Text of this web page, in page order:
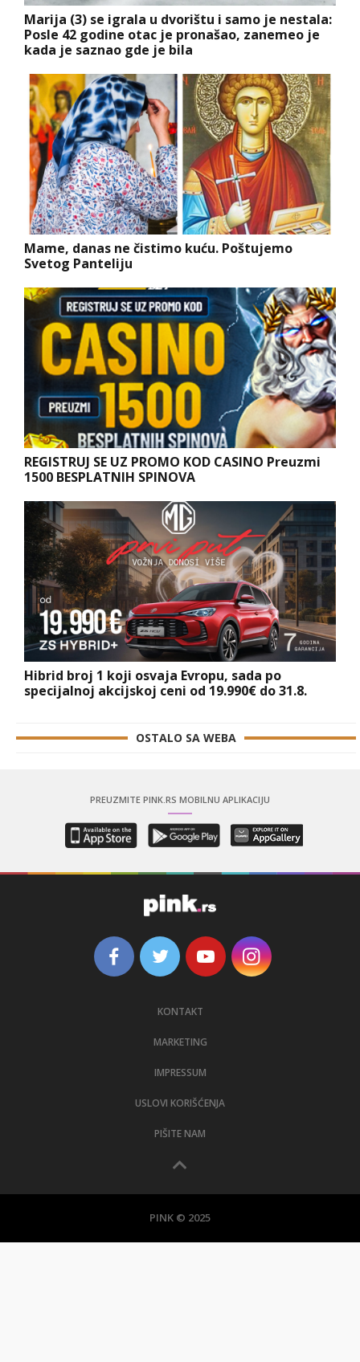
Marija (3) se igrala u dvorištu i samo je nestala:
Posle 42 godine otac je pronašao, zanemeo je
kada je saznao gde je bila
Mame, danas ne čistimo kuću. Poštujemo
Svetog Panteliju
REGISTRUJ SE UZ PROMO KOD CASINO Preuzmi
1500 BESPLATNIH SPINOVA
Hibrid broj 1 koji osvaja Evropu, sada po
specijalnoj akcijskoj ceni od 19.990€ do 31.8.
OSTALO SA WEBA
PREUZMITE PINK.RS MOBILNU APLIKACIJU
KONTAKT
MARKETING
IMPRESSUM
USLOVI KORIŠĆENJA
PIŠITE NAM
PINK © 2025